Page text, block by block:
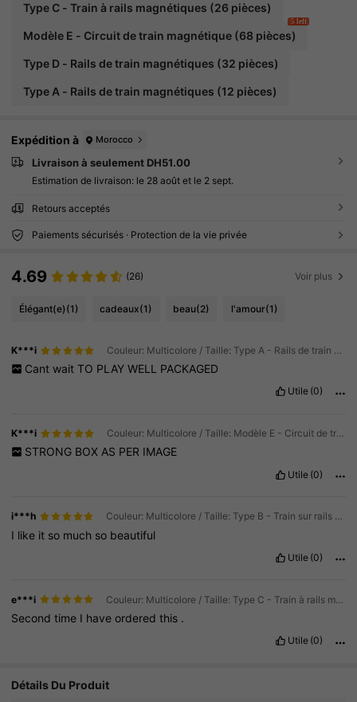
Type C - Train à rails magnétiques (26 pièces)
Modèle E - Circuit de train magnétique (68 pièces)
5 left
Type D - Rails de train magnétiques (32 pièces)
Type A - Rails de train magnétiques (12 pièces)
Expédition à Morocco
Livraison à seulement DH51.00
Estimation de livraison: le 28 août et le 2 sept.
Retours acceptés
Paiements sécurisés · Protection de la vie privée
4.69 (26) Voir plus
Élégant(e)(1) cadeaux(1) beau(2) l'amour(1)
K***i Couleur: Multicolore / Taille: Type A - Rails de train magnétiques (12 pièces)
Cant wait TO PLAY WELL PACKAGED
Utile (0)
K***i Couleur: Multicolore / Taille: Modèle E - Circuit de train magnétique (68 pièces)
STRONG BOX AS PER IMAGE
Utile (0)
i***h Couleur: Multicolore / Taille: Type B - Train sur rails magnétiques (18 pièces)
I like it so much so beautiful
Utile (0)
e***i
Secondtime I haveorderedthis .
Utile (0)
Détails Du Produit